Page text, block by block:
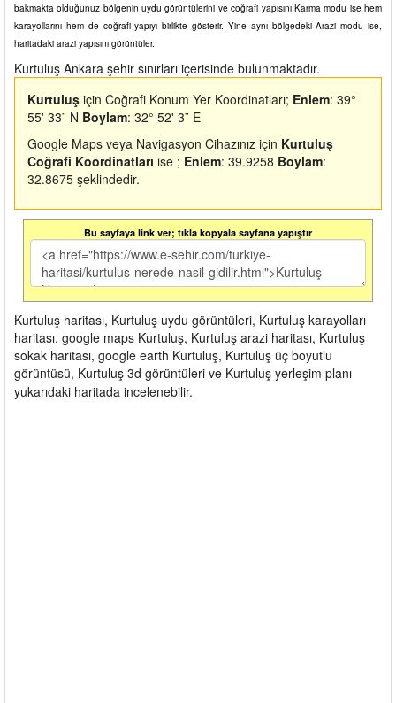
bakmakta olduğunuz bölgenin uydu görüntülerini ve coğrafi yapısını Karma modu ise hem
karayollarını hem de coğrafi yapıyı birlikte gösterir. Yine aynı bölgedeki Arazi modu ise,
haritadaki arazi yapısını görüntüler.
Kurtuluş Ankara şehir sınırları içerisinde bulunmaktadır.
Kurtuluş için Coğrafi Konum Yer Koordinatları; Enlem: 39°
55' 33¨ N Boylam: 32° 52' 3¨ E
Google Maps veya Navigasyon Cihazınız için Kurtuluş
Coğrafi Koordinatları ise ; Enlem: 39.9258 Boylam:
32.8675 şeklindedir.
Bu sayfaya link ver; tıkla kopyala sayfana yapıştır
Kurtuluş haritası, Kurtuluş uydu görüntüleri, Kurtuluş karayolları
haritası, google maps Kurtuluş, Kurtuluş arazi haritası, Kurtuluş
sokak haritası, google earth Kurtuluş, Kurtuluş üç boyutlu
görüntüsü, Kurtuluş 3d görüntüleri ve Kurtuluş yerleşim planı
yukarıdaki haritada incelenebilir.